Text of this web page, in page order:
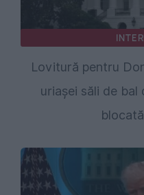
Lovitură pentru
uriașei săli de bal